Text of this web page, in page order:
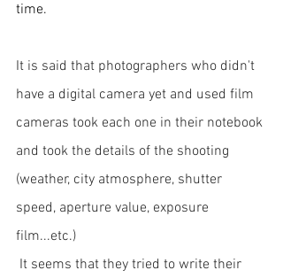
time.
It is said that photographers who didn't
have a digital camera yet and used film
cameras took each one in their notebook
and took the details of the shooting
(weather, city atmosphere, shutter
speed, aperture value, exposure
film...etc.)
It seems that they tried to write their